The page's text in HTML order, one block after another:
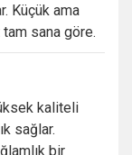
Küçük ama
sana göre.
kaliteli
sağlar.
bir